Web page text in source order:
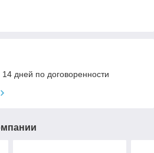
дней по договоренности